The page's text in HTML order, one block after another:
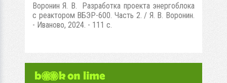
Воронин Я. В. Разработка проекта энергоблока
с реактором ВБЭР-600. Часть 2. / Я. В. Воронин.
- Иваново, 2024. - 111 с.